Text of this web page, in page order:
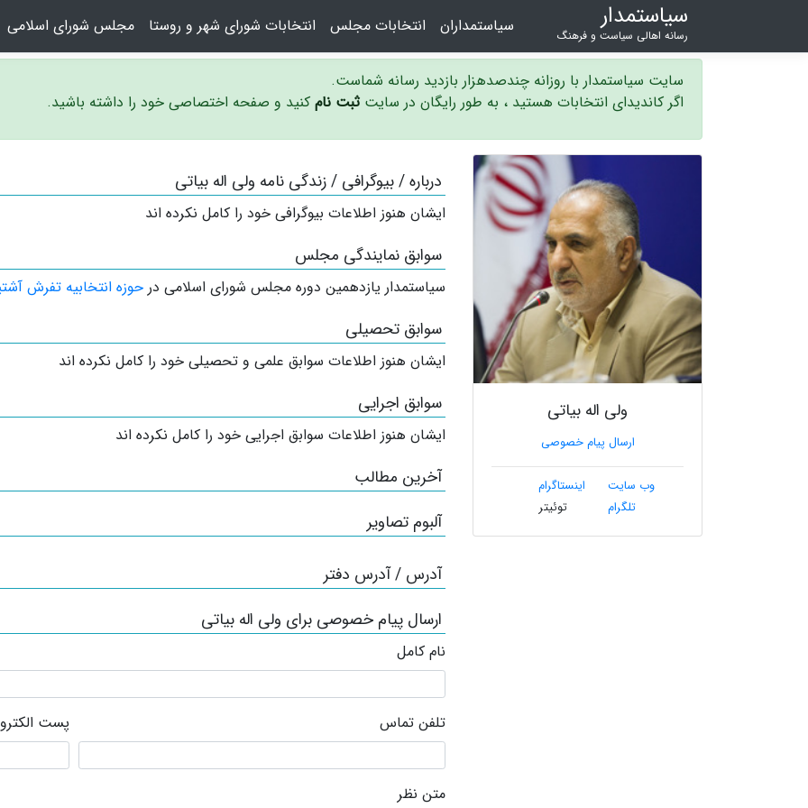
سیاستمدار
رسانه اهالی سیاست و فرهنگ سیاستمداران انتخابات مجلس انتخابات شورای شهر و روستا مجلس شورای اسلامی
سایت سیاستمدار با روزانه چندصدهزار بازدید رسانه شماست.
اگر کاندیدای انتخابات هستید ، به طور رایگان در سایت ثبت نام کنید و صفحه اختصاصی خود را داشته باشید.
ولی اله بیاتی
ارسال پیام خصوصی
وب سایت
اینستاگرام
تلگرام
توئیتر
درباره / بیوگرافی / زندگی نامه ولی اله بیاتی
ایشان هنوز اطلاعات بیوگرافی خود را کامل نکرده اند
سوابق نمایندگی مجلس
سیاستمدار یازدهمین دوره مجلس شورای اسلامی در حوزه انتخابیه تفرش
سوابق تحصیلی
ایشان هنوز اطلاعات سوابق علمی و تحصیلی خود را کامل نکرده اند
سوابق اجرایی
ایشان هنوز اطلاعات سوابق اجرایی خود را کامل نکرده اند
آخرین مطالب
آلبوم تصاویر
آدرس / آدرس دفتر
ارسال پیام خصوصی برای ولی اله بیاتی
نام کامل
تلفن تماس پست
متن نظر